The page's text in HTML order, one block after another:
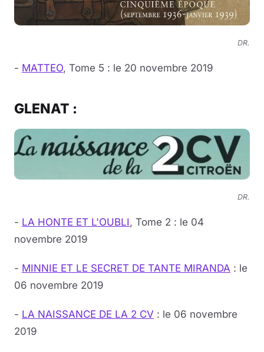
DR.
- MATTEO, Tome 5 : le 20 novembre 2019
GLENAT :
DR.
- LA HONTE ET L'OUBLI, Tome 2 : le 04
novembre 2019
- MINNIE ET LE SECRET DE TANTE MIRANDA : le
06 novembre 2019
- LA NAISSANCE DE LA 2 CV : le 06 novembre
2019